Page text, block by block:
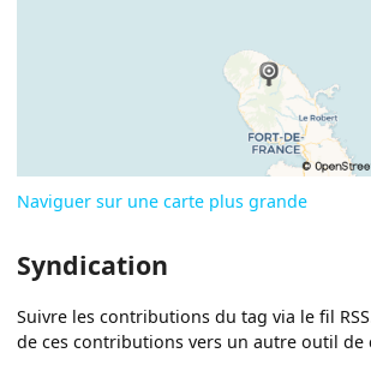
Naviguer sur une carte plus grande
Syndication
Suivre les contributions du tag via le fil
de ces contributions vers un autre outil de